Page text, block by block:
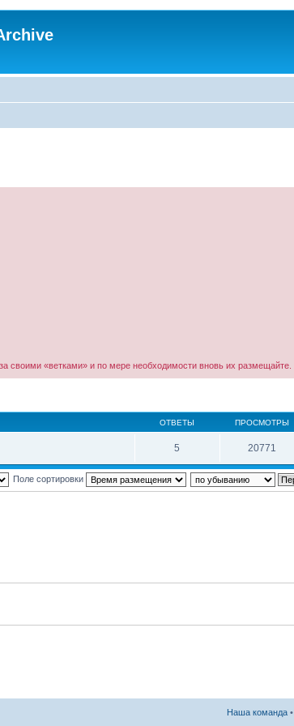
своими «ветками» и по мере необходимости вновь их размещайте.
ОТВЕТЫ ПРОСМОТРЫ
5 20771
Поле сортировки
Наша команда •